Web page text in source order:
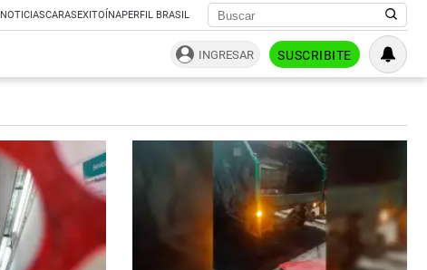
NOTICIASCARASEXITOÍNAPERFIL BRASIL
INGRESAR SUSCRIBITE